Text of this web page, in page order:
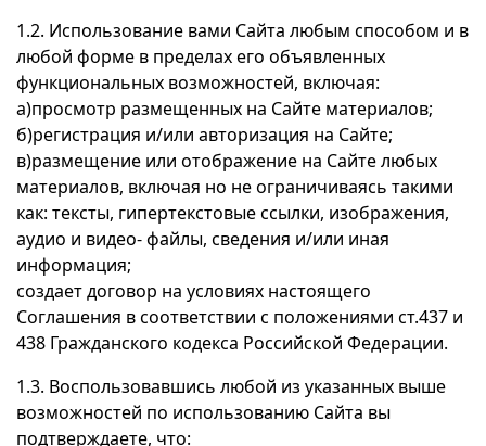
1.2. Использование вами Сайта любым способом и в
любой форме в пределах его объявленных
функциональных возможностей, включая:
а)просмотр размещенных на Сайте материалов;
б)регистрация и/или авторизация на Сайте;
в)размещение или отображение на Сайте любых
материалов, включая но не ограничиваясь такими
как: тексты, гипертекстовые ссылки, изображения,
аудио и видео- файлы, сведения и/или иная
информация;
создает договор на условиях настоящего
Соглашения в соответствии с положениями ст.437 и
438 Гражданского кодекса Российской Федерации.
1.3. Воспользовавшись любой из указанных выше
возможностей по использованию Сайта вы
подтверждаете, что: